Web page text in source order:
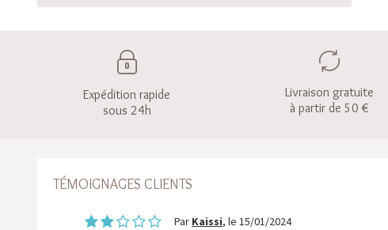
Expédition rapide
sous 24h
Livraison gratuite
à partir de 50 €
TÉMOIGNAGES CLIENTS
Par Kaissi, le 15/01/2024